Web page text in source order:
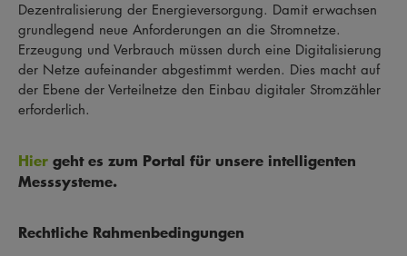
Dezentralisierung der Energieversorgung. Damit erwachsen
grundlegend neue Anforderungen an die Stromnetze.
Erzeugung und Verbrauch müssen durch eine Digitalisierung
der Netze aufeinander abgestimmt werden. Dies macht auf
der Ebene der Verteilnetze den Einbau digitaler Stromzähler
erforderlich.
Hier geht es zum Portal für unsere intelligenten
Messsysteme.
Rechtliche Rahmenbedingungen